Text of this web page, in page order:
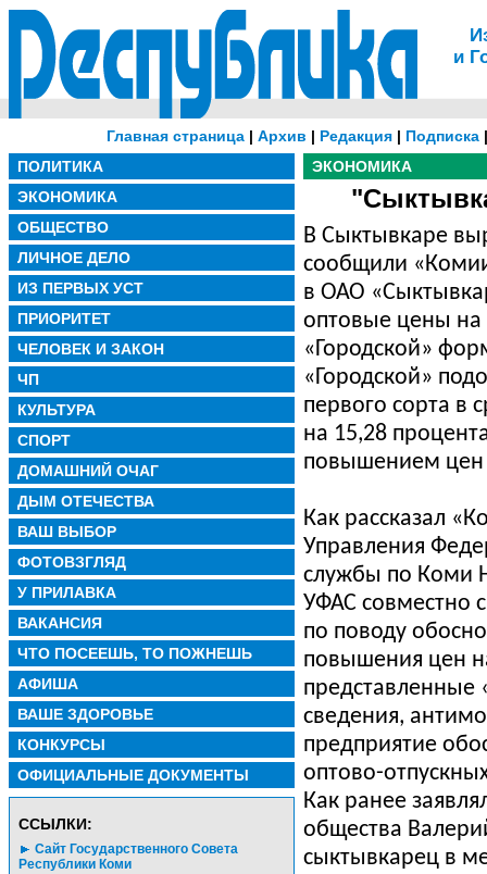
и
Главная страница | Архив | Редакция | Подписка
ПОЛИТИКА
ЭКОНОМИКА
ОБЩЕСТВО
ЛИЧНОЕ ДЕЛО
ИЗ ПЕРВЫХ УСТ
ПРИОРИТЕТ
ЧЕЛОВЕК И ЗАКОН
ЧП
КУЛЬТУРА
СПОРТ
ДОМАШНИЙ ОЧАГ
ДЫМ ОТЕЧЕСТВА
ВАШ ВЫБОР
ФОТОВЗГЛЯД
У ПРИЛАВКА
ВАКАНСИЯ
ЧТО ПОСЕЕШЬ, ТО ПОЖНЕШЬ
АФИША
ВАШЕ ЗДОРОВЬЕ
КОНКУРСЫ
ОФИЦИАЛЬНЫЕ ДОКУМЕНТЫ
CСЫЛКИ:
Сайт Государственного Совета
Республики Коми
ЭКОНОМИКА
В Сыктывкаре
сообщили
в ОАО
оптовые цены на
«Городской»
«Городской»
первого сорта в
на 15,28
повышением цен
Как рассказал
Управления
службы по Коми
УФАС совместно
по поводу
повышения цен
сведения,
предприятие
оптово-
Как ранее
общества
сыктывкарец в